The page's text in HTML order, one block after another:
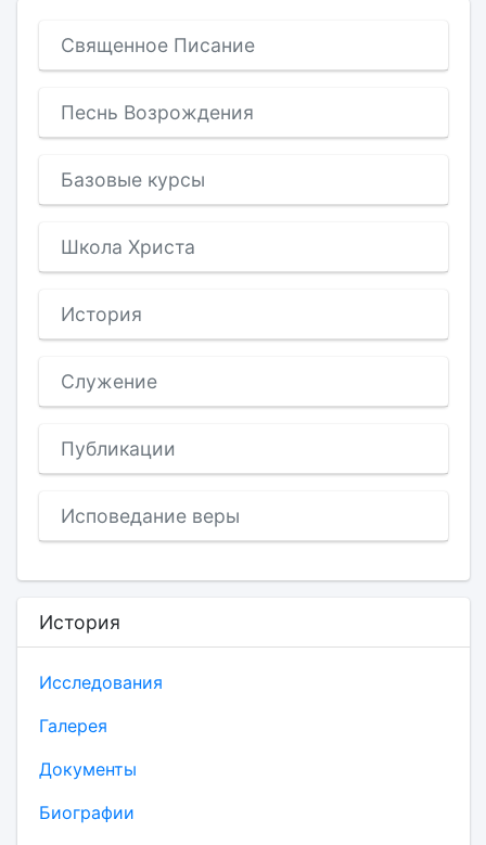
Священное Писание
Песнь Возрождения
Базовые курсы
Школа Христа
История
Служение
Публикации
Исповедание веры
История
Исследования
Галерея
Документы
Биографии